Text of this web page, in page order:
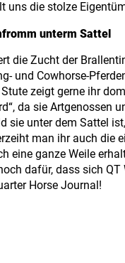
uns die stolze
unterm Sattel
die Zucht der
und Cowhorse-
zeigt gerne ihr
da sie
sie unter dem Sattel
man ihr auch die
eine ganze Weile
dafür, dass sich
Horse Journal!